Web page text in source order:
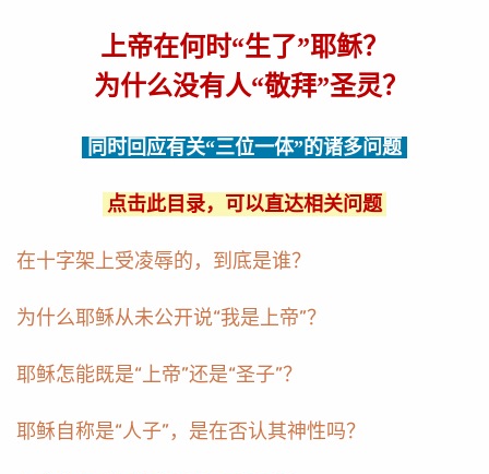
上帝在何时“生了”耶稣？
为什么没有人“敬拜”圣灵？
同时回应有关“三位一体”的诸多问题
点击此目录，可以直达相关问题
在十字架上受凌辱的，到底是谁？
为什么耶稣从未公开说“我是上帝”？
耶稣怎能既是“上帝”还是“圣子”？
耶稣自称是“人子”，是在否认其神性吗？